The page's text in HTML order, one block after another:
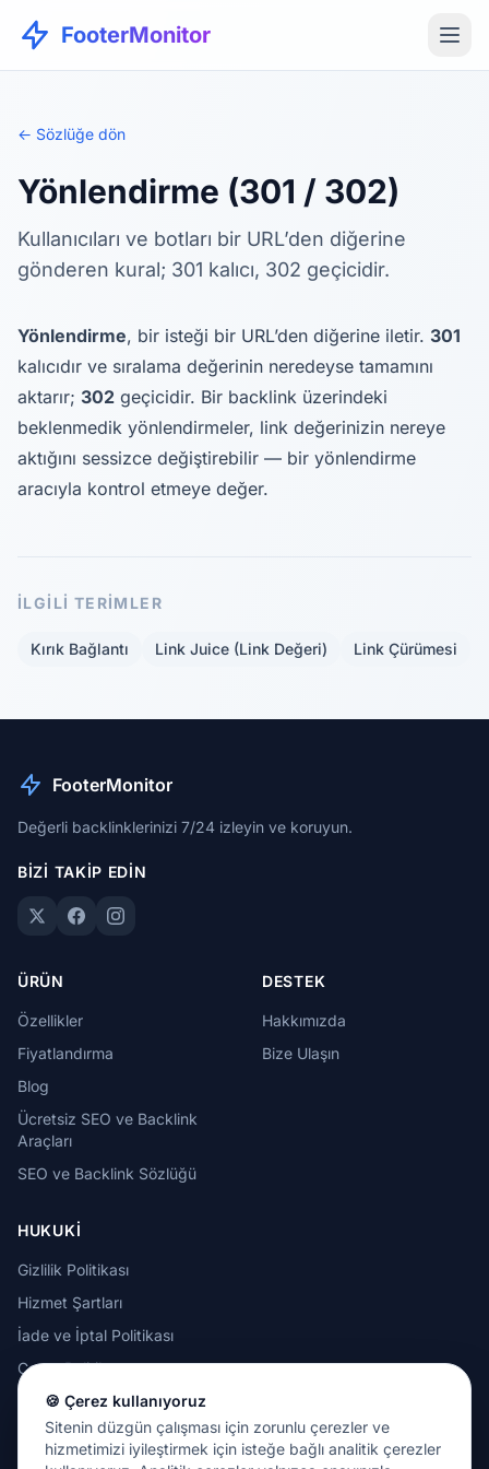
FooterMonitor
← Sözlüğe dön
Yönlendirme (301 / 302)
Kullanıcıları ve botları bir URL’den diğerine
gönderen kural; 301 kalıcı, 302 geçicidir.
Yönlendirme, bir isteği bir URL’den diğerine iletir. 301
kalıcıdır ve sıralama değerinin neredeyse tamamını
aktarır; 302 geçicidir. Bir backlink üzerindeki
beklenmedik yönlendirmeler, link değerinizin nereye
aktığını sessizce değiştirebilir — bir yönlendirme
aracıyla kontrol etmeye değer.
İLGILI TERIMLER
Kırık Bağlantı Link Juice (Link Değeri) Link Çürümesi
FooterMonitor
Değerli backlinklerinizi 7/24 izleyin ve koruyun.
BIZI TAKIP EDIN
ÜRÜN
Özellikler
Fiyatlandırma
Blog
Ücretsiz SEO ve Backlink
Araçları
SEO ve Backlink Sözlüğü
DESTEK
Hakkımızda
Bize Ulaşın
HUKUKI
Gizlilik Politikası
Hizmet Şartları
İade ve İptal Politikası
Çerez Politikası
Kabul Edilebilir Kullanım
Politikası
🍪 Çerez kullanıyoruz
Sitenin düzgün çalışması için zorunlu çerezler ve
hizmetimizi iyileştirmek için isteğe bağlı analitik çerezler